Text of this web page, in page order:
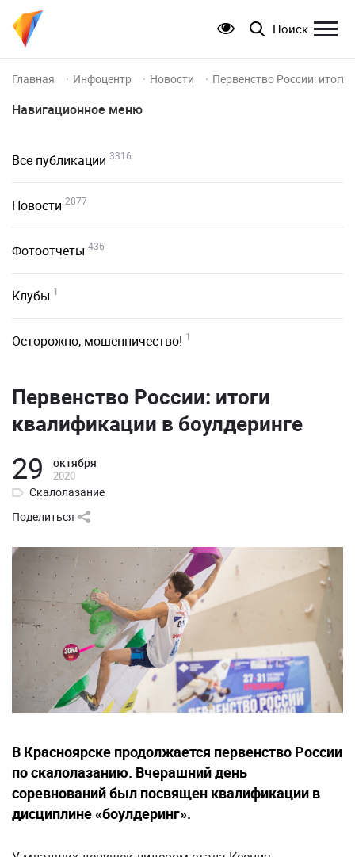
Поиск
Главная Инфоцентр Новости Первенство России:
Навигационное меню
Все публикации 3316
Новости 2877
Фотоотчеты 436
Клубы 1
Осторожно, мошенничество! 1
Первенство России: итоги
квалификации в боулдеринге
29 октября
2020
Скалолазание
Поделиться
В Красноярске продолжается первенство России
по скалолазанию. Вчерашний день
соревнований был посвящен квалификации в
дисциплине «боулдеринг».